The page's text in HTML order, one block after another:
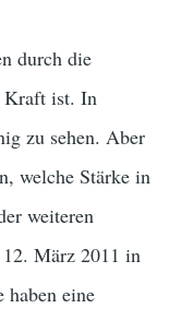
durch die
Kraft ist. In
zu sehen. Aber
welche Stärke in
weiteren
März 2011 in
eine